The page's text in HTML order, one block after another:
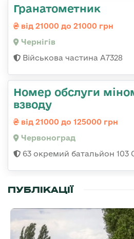
Гранатометник
від 21000 до 21000 грн
Чернігів
Військова частина А7328
Номер обслуги
взводу
від 21000 до 125000 грн
Червоноград
63 окремий батальйон
ПУБЛІКАЦІЇ